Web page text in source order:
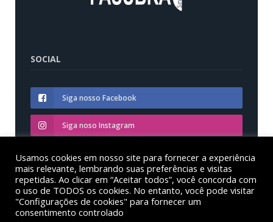
SOCIAL
Siga nosso Facebook
Siga noso Instagram
Siga nosso YouTube
© Sinditest – Sindicato dos trabalhadores em educação
Usamos cookies em nosso site para fornecer a experiência
mais relevante, lembrando suas preferências e visitas
repetidas. Ao clicar em “Aceitar todos”, você concorda com
o uso de TODOS os cookies. No entanto, você pode visitar
"Configurações de cookies" para fornecer um
consentimento controlado